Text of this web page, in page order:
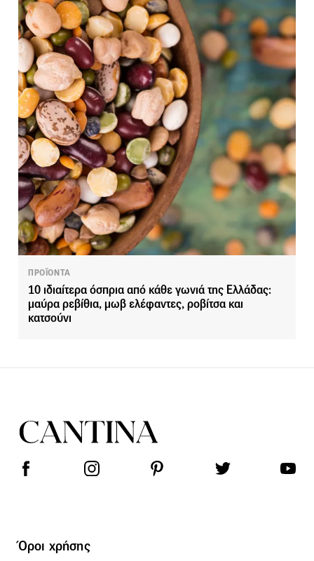
ΠΡΟΪΟΝΤΑ
10 ιδιαίτερα όσπρια από κάθε γωνιά της Ελλάδας:
μαύρα ρεβίθια, μωβ ελέφαντες, ροβίτσα και
κατσούνι
Όροι χρήσης